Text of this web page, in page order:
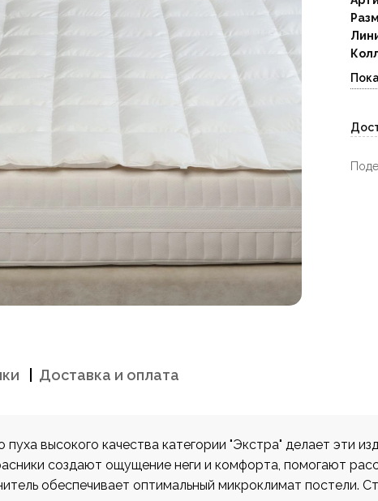
Доставка и оплата
пуха высокого качества категории "Экстра" делает эти
создают ощущение неги и комфорта, помогают
обеспечивает оптимальный микроклимат постели.